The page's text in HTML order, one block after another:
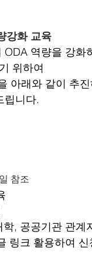
강화 교육
역량을 강화
위하여
아래와 같이 추
립니다.
참조
, 공공기관 관계
링크 활용하여 신